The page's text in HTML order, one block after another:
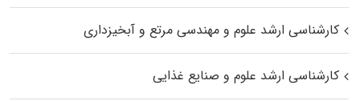
کارشناسی ارشد علوم و مهندسی مرتع و آبخیزداری
کارشناسی ارشد علوم و صنایع غذایی